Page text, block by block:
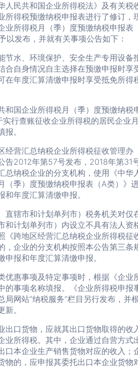
民共和国企业所得税法》及有关税
所得税预缴纳税申报表进行了修订，
业所得税月（季）度预缴纳税申报表
以发布，并就有关事项公告如下：
水、环境保护、安全生产专用设备
合自身情况自主选择在预缴申报时享
在年度汇算清缴申报时享受抵免所得
国企业所得税月（季）度预缴纳税
行查账征收企业所得税的居民企业
。
营汇总纳税企业所得税征收管理办
告2012年第57号发布，2018年第31
总纳税企业的分支机构，使用《中华
（季）度预缴纳税申报表（A类）》
年度汇算清缴申报。
辖市和计划单列市）税务机关对仅
和计划单列市）内设立不具有法人资
《跨地区经营汇总纳税企业所得税征
，企业的分支机构按照本公告第三条
申报和年度汇算清缴申报。
惠事项及特定事项时，根据《企业
的事项名称填报。《企业所得税申报
局网站“纳税服务”栏目另行发布，并
。
口货物，应就其出口货物取得的收
业所得税。其中，企业通过自营方式
口本企业生产销售货物对应的收入；
物的，应申报其委托出口本企业货物